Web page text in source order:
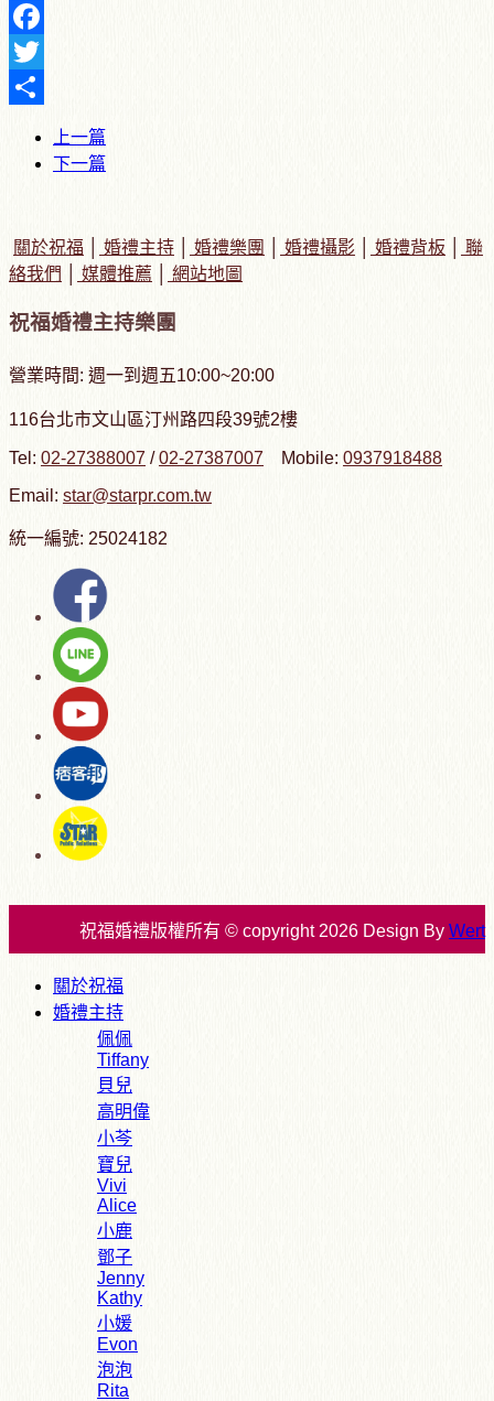
Facebook
Twitter
上一篇
下一篇
關於祝福 婚禮主持 婚禮樂團 婚禮攝影 婚禮背板
聯
絡我們
媒體推薦 網站地圖
祝福婚禮主持樂團
營業時間: 週一到週五10:00~20:00
116台北市文山區汀州路四段39號2樓
Tel: 02-27388007 /02-27387007 Mobile: 0937918488
Email: star@starpr.com.tw
統一編號: 25024182
祝福婚禮版權所有 © copyright 2026 Design By Wert
關於祝福
婚禮主持
佩佩
Tiffany
貝兒
高明偉
小芩
寶兒
Vivi
Alice
小鹿
鄧子
Jenny
Kathy
小媛
Evon
泡泡
Rita